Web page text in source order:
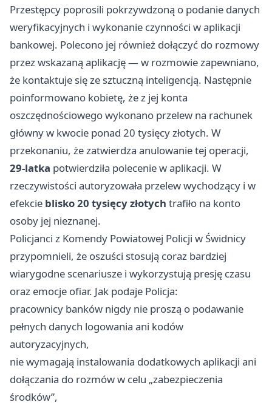
Przestępcy poprosili pokrzywdzoną o podanie danych
weryfikacyjnych i wykonanie czynności w aplikacji
bankowej. Polecono jej również dołączyć do rozmowy
przez wskazaną aplikację — w rozmowie zapewniano,
że kontaktuje się ze sztuczną inteligencją. Następnie
poinformowano kobietę, że z jej konta
oszczędnościowego wykonano przelew na rachunek
główny w kwocie ponad 20 tysięcy złotych. W
przekonaniu, że zatwierdza anulowanie tej operacji,
29-latka potwierdziła polecenie w aplikacji. W
rzeczywistości autoryzowała przelew wychodzący i w
efekcie blisko 20 tysięcy złotych trafiło na konto
osoby jej nieznanej.
Policjanci z Komendy Powiatowej Policji w Świdnicy
przypomnieli, że oszuści stosują coraz bardziej
wiarygodne scenariusze i wykorzystują presję czasu
oraz emocje ofiar. Jak podaje Policja:
pracownicy banków nigdy nie proszą o podawanie
pełnych danych logowania ani kodów
autoryzacyjnych,
nie wymagają instalowania dodatkowych aplikacji ani
dołączania do rozmów w celu „zabezpieczenia
środków”,